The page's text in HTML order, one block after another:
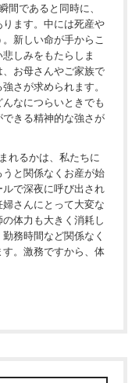
であると同時に、
ます。中には死産や
新しい命が手からこ
しみをもたらしま
お母さんやご家族で
さが求められます。
なにつらいときでも
きる精神的な強さが
れるかは、私たちに
と関係なくお産が始
で深夜に呼び出され
さんにとって大変な
体力も大きく消耗し
務時間など関係なく
。激務ですから、体